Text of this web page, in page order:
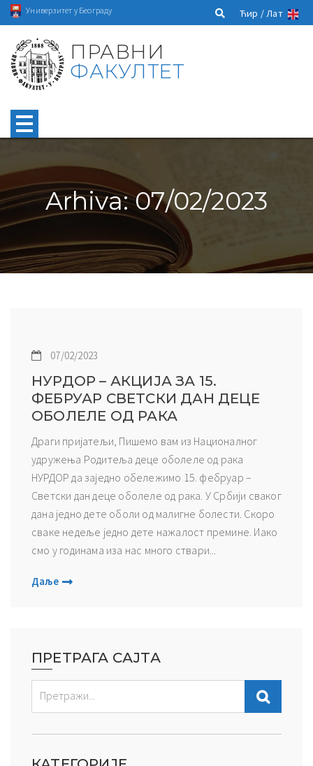
Универзитет у Београду Ћир /Лат
ПРАВНИ
ФАКУЛТЕТ
Arhiva: 07/02/2023
07/02/2023
НУРДОР – АКЦИЈА ЗА 15.
ФЕБРУАР СВЕТСКИ ДАН ДЕЦЕ
ОБОЛЕЛЕ ОД РАКА
Драги пријатељи, Пишемо вам из Националног
удружења Родитеља деце оболеле од рака
НУРДОР да заједно обележимо 15. фебруар –
Светски дан деце оболеле од рака. У Србији сваког
дана једно дете оболи од малигне болести. Скоро
сваке недеље једно дете нажалост премине. Иако
смо у годинама иза нас много ствари...
Даље
ПРЕТРАГА САЈТА